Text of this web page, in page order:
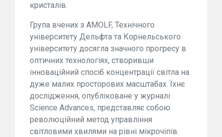
кристалів.
Група вчених з AMOLF, Технічного
університету Дельфта та Корнельського
університету досягла значного прогресу в
оптичних технологіях, створивши
інноваційний спосіб концентрації світла на
дуже малих просторових масштабах. Їхнє
дослідження, опубліковане у журналі
Science Advances, представляє собою
революційний метод управління
світловими хвилями на рівні мікрочіпів.